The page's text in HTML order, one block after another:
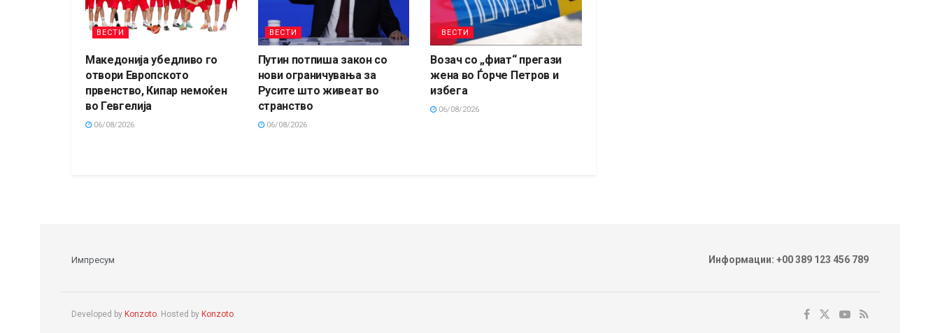
ВЕСТИ
Македонија убедливо го
отвори Европското
првенство, Кипар немоќен
во Гевгелија
06/08/2026
ВЕСТИ
Путин потпиша закон со
нови ограничувања за
Русите што живеат во
странство
06/08/2026
ВЕСТИ
Возач со „фиат“ прегази
жена во Ѓорче Петров и
избега
06/08/2026
Импресум Информации: +00 389 123 456 789
Developed by Konzoto . Hosted by Konzoto